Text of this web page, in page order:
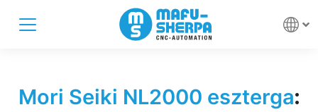
Mori Seiki NL2000 eszterga: